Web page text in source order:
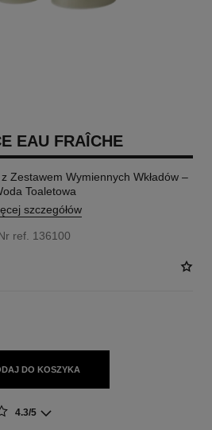
EAU FRAÎCHE
Zestawem Wymiennych Wkładów –
Toaletowa
szczegółów
ref. 136100
DO KOSZYKA
4.3/5